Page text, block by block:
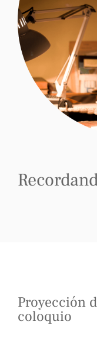
Proyección
coloquio